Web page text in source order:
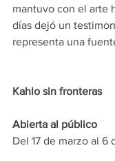
mantuvo con el arte
días dejó un
representa una
Kahlo sin fronteras
Abierta al público
Del 17 de marzo al 6